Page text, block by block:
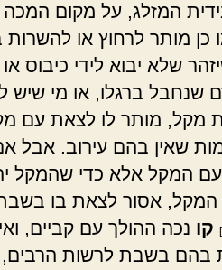
המזלג, על מקום
כן מותר לרחוץ או
שלא יבוא לידי כיבוס
שנחבל ברגלו, או מי שיש
מקל, מותר לו לצאת עם
שאין בהם עירוב. אבל
עם המקל אלא כדי שהמקל
המקל, אסור לצאת בו
קו נכה ההולך עם קביים,
בהם בשבת לרשות